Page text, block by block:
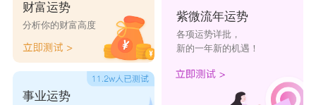
财富运势
分析你的财富高度
事业运势
紫微流年运势
各项运势详批，
新的一年新的机遇！